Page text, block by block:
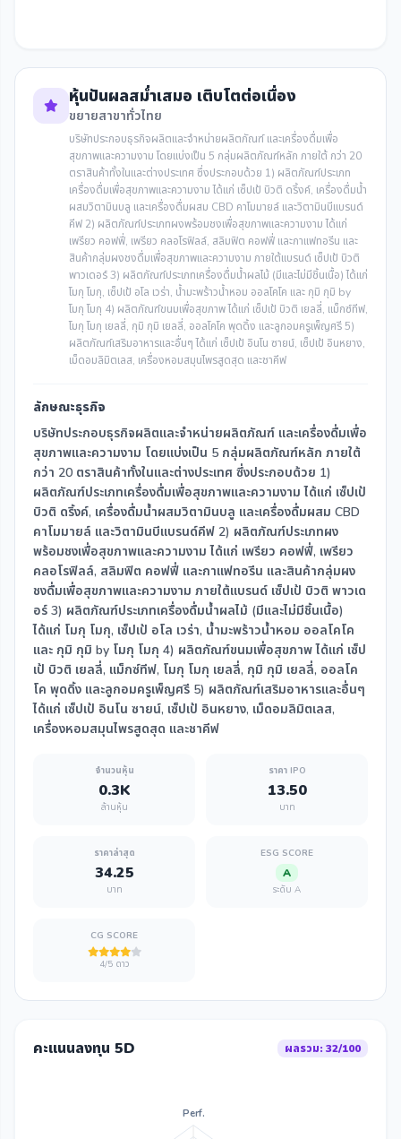
หุ้นปันผลสม่ำเสมอ เติบโตต่อเนื่อง
ขยายสาขาทั่วไทย
บริษัทประกอบธุรกิจผลิตและจำหน่ายผลิตภัณฑ์ และเครื่องดื่มเพื่อ
สุขภาพและความงาม โดยแบ่งเป็น 5 กลุ่มผลิตภัณฑ์หลัก ภายใต้ กว่า 20
ตราสินค้าทั้งในและต่างประเทศ ซึ่งประกอบด้วย 1) ผลิตภัณฑ์ประเภท
เครื่องดื่มเพื่อสุขภาพและความงาม ได้แก่ เซ็ปเป้ บิวติ ดริ้งค์, เครื่องดื่มน้ำ
ผสมวิตามินบลู และเครื่องดื่มผสม CBD คาโมมายล์ และวิตามินบีแบรนด์
คีฟ 2) ผลิตภัณฑ์ประเภทผงพร้อมชงเพื่อสุขภาพและความงาม ได้แก่
เพรียว คอฟฟี่, เพรียว คลอโรฟิลล์, สลิมฟิต คอฟฟี่ และกาแฟทอรีน และ
สินค้ากลุ่มผงชงดื่มเพื่อสุขภาพและความงาม ภายใต้แบรนด์ เซ็ปเป้ บิวติ
พาวเดอร์ 3) ผลิตภัณฑ์ประเภทเครื่องดื่มน้ำผลไม้ (มีและไม่มีชิ้นเนื้อ) ได้แก่
โมกุ โมกุ, เซ็ปเป้ อโล เวร่า, น้ำมะพร้าวน้ำหอม ออลโคโค และ กุมิ กุมิ by
โมกุ โมกุ 4) ผลิตภัณฑ์ขนมเพื่อสุขภาพ ได้แก่ เซ็ปเป้ บิวติ เยลลี่, แม็กซ์ทีฟ,
โมกุ โมกุ เยลลี่, กุมิ กุมิ เยลลี่, ออลโคโค พุดดิ้ง และลูกอมครูเพ็ญศรี 5)
ผลิตภัณฑ์เสริมอาหารและอื่นๆ ได้แก่ เซ็ปเป้ อินโน ซายน์, เซ็ปเป้ อินหยาง,
เม็ดอมลิมิตเลส, เครื่องหอมสมุนไพรสูดสุด และชาคีฟ
ลักษณะธุรกิจ
บริษัทประกอบธุรกิจผลิตและจำหน่ายผลิตภัณฑ์ และเครื่องดื่มเพื่อ
สุขภาพและความงาม โดยแบ่งเป็น 5 กลุ่มผลิตภัณฑ์หลัก ภายใต้
กว่า 20 ตราสินค้าทั้งในและต่างประเทศ ซึ่งประกอบด้วย 1)
ผลิตภัณฑ์ประเภทเครื่องดื่มเพื่อสุขภาพและความงาม ได้แก่ เซ็ปเป้
บิวติ ดริ้งค์, เครื่องดื่มน้ำผสมวิตามินบลู และเครื่องดื่มผสม CBD
คาโมมายล์ และวิตามินบีแบรนด์คีฟ 2) ผลิตภัณฑ์ประเภทผง
พร้อมชงเพื่อสุขภาพและความงาม ได้แก่ เพรียว คอฟฟี่, เพรียว
คลอโรฟิลล์, สลิมฟิต คอฟฟี่ และกาแฟทอรีน และสินค้ากลุ่มผง
ชงดื่มเพื่อสุขภาพและความงาม ภายใต้แบรนด์ เซ็ปเป้ บิวติ พาวเด
อร์ 3) ผลิตภัณฑ์ประเภทเครื่องดื่มน้ำผลไม้ (มีและไม่มีชิ้นเนื้อ)
ได้แก่ โมกุ โมกุ, เซ็ปเป้ อโล เวร่า, น้ำมะพร้าวน้ำหอม ออลโคโค
และ กุมิ กุมิ by โมกุ โมกุ 4) ผลิตภัณฑ์ขนมเพื่อสุขภาพ ได้แก่ เซ็ป
เป้ บิวติ เยลลี่, แม็กซ์ทีฟ, โมกุ โมกุ เยลลี่, กุมิ กุมิ เยลลี่, ออลโค
โค พุดดิ้ง และลูกอมครูเพ็ญศรี 5) ผลิตภัณฑ์เสริมอาหารและอื่นๆ
ได้แก่ เซ็ปเป้ อินโน ซายน์, เซ็ปเป้ อินหยาง, เม็ดอมลิมิตเลส,
เครื่องหอมสมุนไพรสูดสุด และชาคีฟ
จำนวนหุ้น
0.3K
ล้านหุ้น
ราคา IPO
13.50
บาท
ราคาล่าสุด
34.25
บาท
ESG SCORE
A
ระดับ A
CG SCORE
4/5 ดาว
คะแนนลงทุน 5D ผลรวม: 32/100
Perf.